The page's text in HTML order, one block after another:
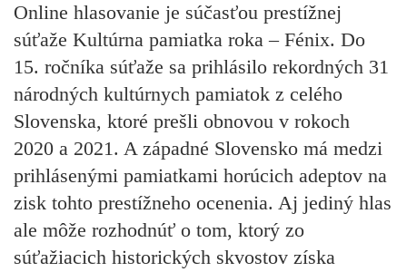
Online hlasovanie je súčasťou prestížnej
súťaže Kultúrna pamiatka roka – Fénix. Do
15. ročníka súťaže sa prihlásilo rekordných 31
národných kultúrnych pamiatok z celého
Slovenska, ktoré prešli obnovou v rokoch
2020 a 2021. A západné Slovensko má medzi
prihlásenými pamiatkami horúcich adeptov na
zisk tohto prestížneho ocenenia. Aj jediný hlas
ale môže rozhodnúť o tom, ktorý zo
súťažiacich historických skvostov získa